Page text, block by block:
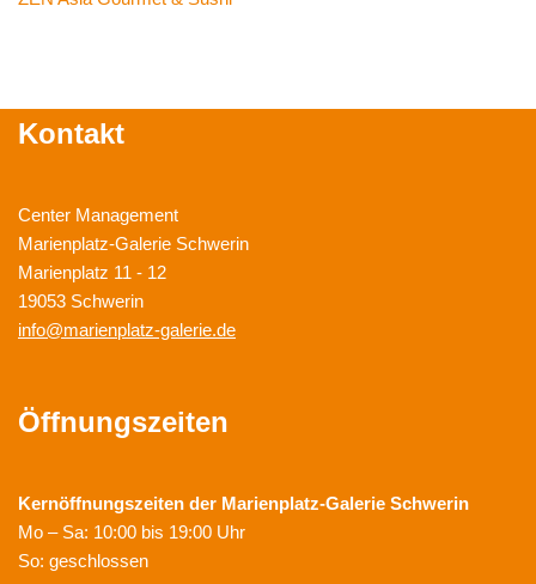
Kontakt
Center Management
Marienplatz-Galerie Schwerin
Marienplatz 11 - 12
19053 Schwerin
info@marienplatz-galerie.de
Öffnungszeiten
Kernöffnungszeiten der Marienplatz-Galerie Schwerin
Mo – Sa: 10:00 bis 19:00 Uhr
So: geschlossen